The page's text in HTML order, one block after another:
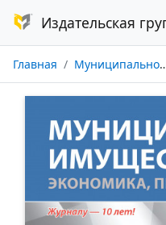
Издательская
Главная Муниципальное имущество: экономика, право, управление